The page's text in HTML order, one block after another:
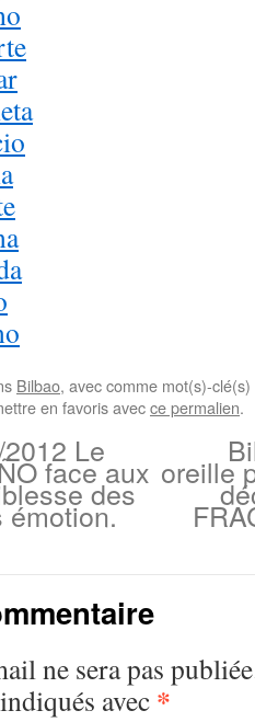
Bilbao, avec comme mot(s)-clé(s)
en favoris avecce permalien.
Le
face aux
des
émotion.
oreille
ne sera pas
avec *